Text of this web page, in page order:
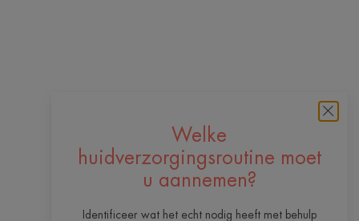
Welke
huidverzorgingsroutine moet
u aannemen?
Identificeer wat het echt nodig heeft met behulp